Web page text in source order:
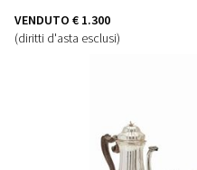
VENDUTO € 1.300
(diritti d'asta esclusi)